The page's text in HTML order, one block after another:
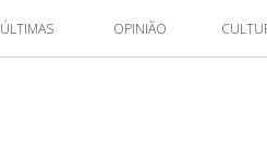
ÚLTIMAS OPINIÃO